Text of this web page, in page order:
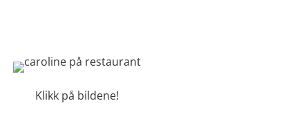
Klikk på bildene!